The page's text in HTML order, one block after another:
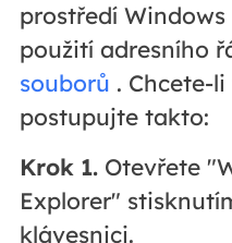
prostředí
použití adresního
souborů . Chcete-
postupujte takto:
Krok 1.Otevřete
Explorer"
klávesnici.